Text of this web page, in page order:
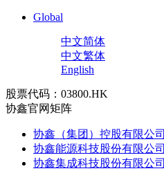
Global
中文简体
中文繁体
English
股票代码：03800.HK
协鑫官网矩阵
协鑫（集团）控股有限公司
协鑫能源科技股份有限公司
协鑫集成科技股份有限公司